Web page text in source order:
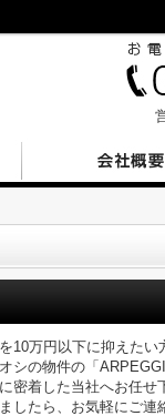
10万円以下に抑えた
シの物件の「
密着した当社へお任
したら、お気軽にご連